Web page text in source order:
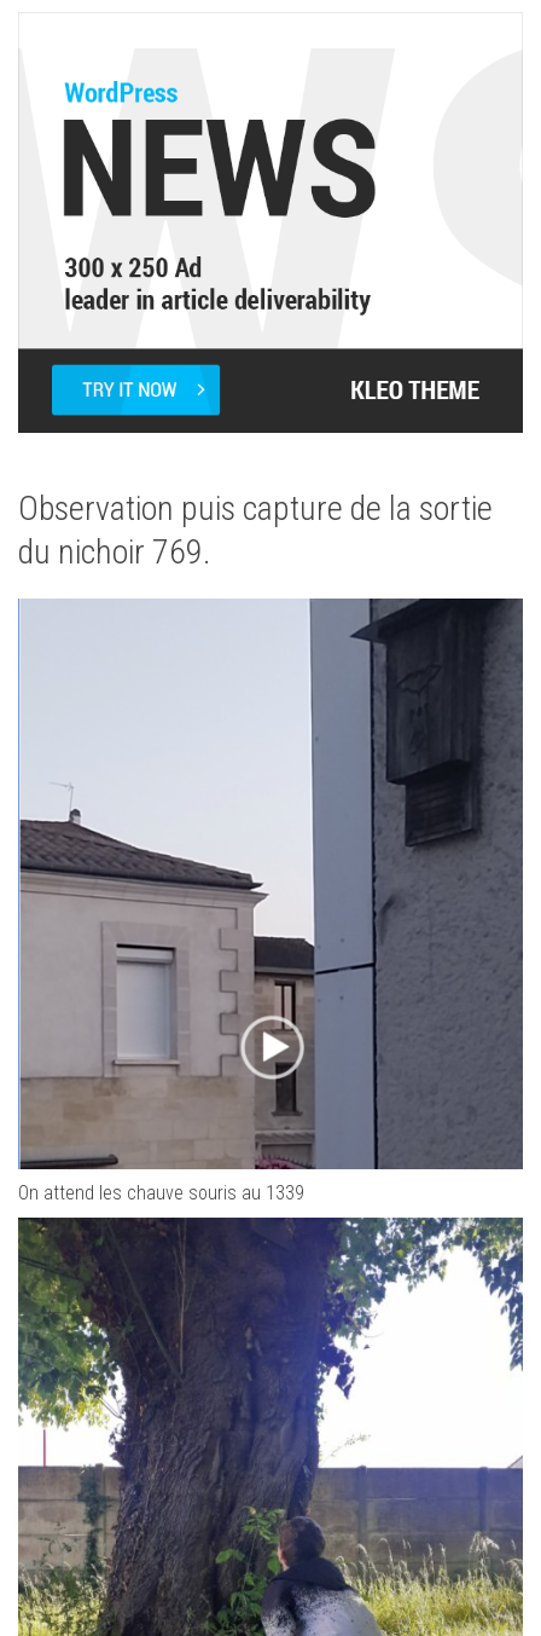
Observation puis capture de la sortie
du nichoir 769.
On attend les chauve souris au 1339